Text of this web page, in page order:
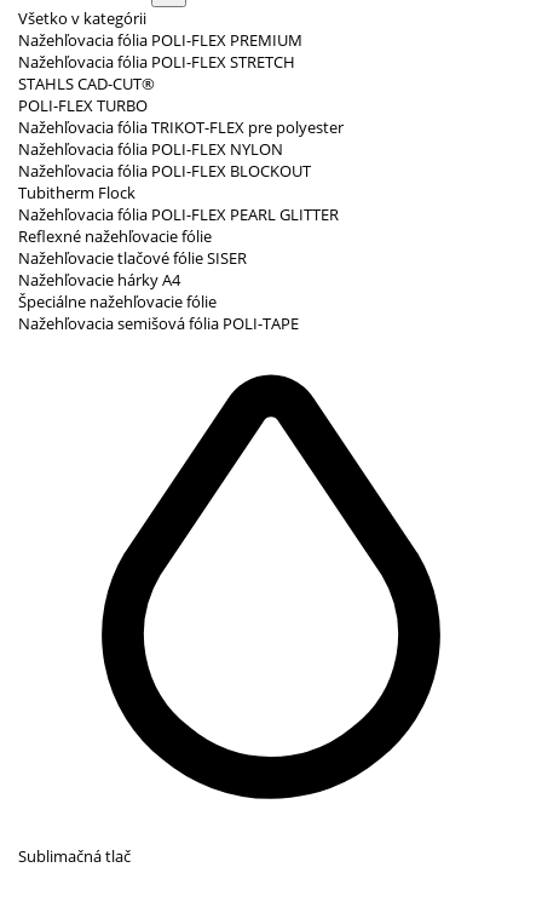
Všetko v kategórii
Nažehľovacia fólia POLI-FLEX PREMIUM
Nažehľovacia fólia POLI-FLEX STRETCH
STAHLS CAD-CUT®
POLI-FLEX TURBO
Nažehľovacia fólia TRIKOT-FLEX pre polyester
Nažehľovacia fólia POLI-FLEX NYLON
Nažehľovacia fólia POLI-FLEX BLOCKOUT
Tubitherm Flock
Nažehľovacia fólia POLI-FLEX PEARL GLITTER
Reflexné nažehľovacie fólie
Nažehľovacie tlačové fólie SISER
Nažehľovacie hárky A4
Špeciálne nažehľovacie fólie
Nažehľovacia semišová fólia POLI-TAPE
Sublimačná tlač